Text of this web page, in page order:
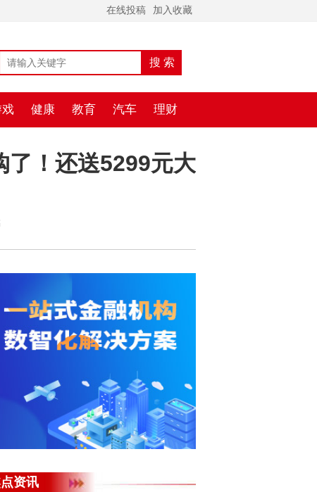
在线投稿 加入收藏
健康 教育 汽车 理财
了！还送5299元大
资讯